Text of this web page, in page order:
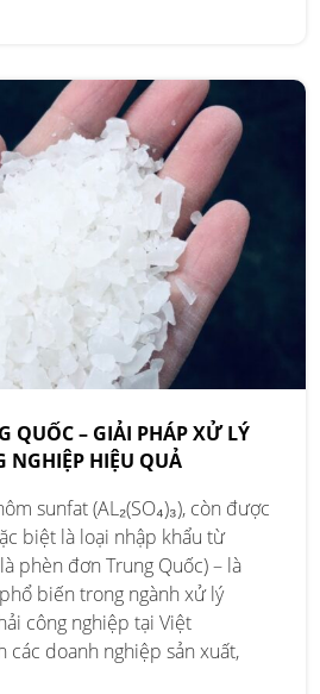
QUỐC – GIẢI PHÁP XỬ LÝ
NGHIỆP HIỆU QUẢ
sunfat (AL₂(SO₄)₃), còn được
biệt là loại nhập khẩu từ
phèn đơn Trung Quốc) – là
biến trong ngành xử lý
công nghiệp tại Việt
các doanh nghiệp sản xuất,